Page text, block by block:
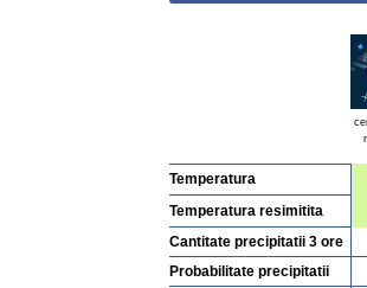
Temperatura
Temperatura resimitita
Cantitate precipitatii 3 ore
Probabilitate precipitatii